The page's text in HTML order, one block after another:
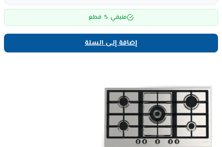
متبقي 5 قطع
إضافة إلى السلة